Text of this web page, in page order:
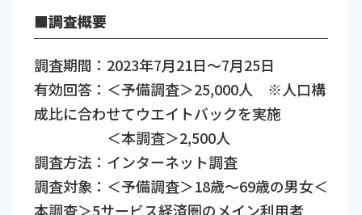
■調査概要
調査期間：2023年7月21日～7月25日
有効回答：＜予備調査＞25,000人 ※人口構
成比に合わせてウエイトバックを実施
＜本調査＞2,500人
調査方法：インターネット調査
調査対象：＜予備調査＞18歳～69歳の男女＜
本調査＞5サービス経済圏のメイン利用者